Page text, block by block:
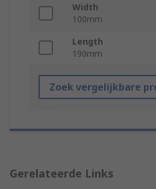
Width
100mm
Length
190mm
Zoek vergelijkbare
Gerelateerde Links